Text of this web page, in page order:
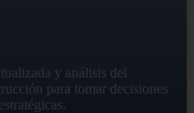
y análisis del
para tomar decisiones